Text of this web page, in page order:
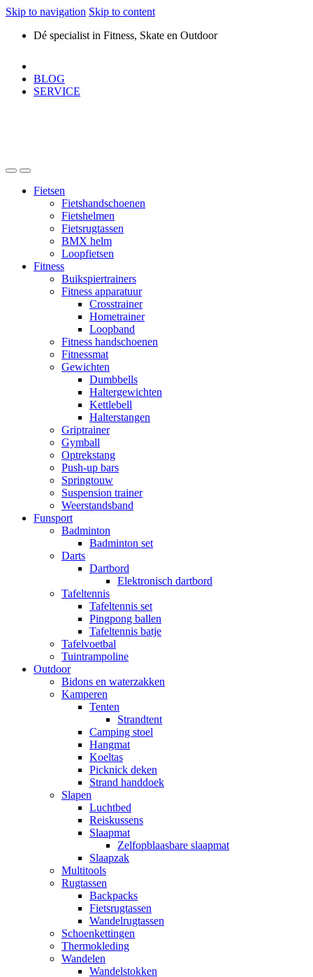
Skip to navigation Skip to content
Dé specialist in Fitness, Skate en Outdoor
BLOG
SERVICE
Fietsen
Fietshandschoenen
Fietshelmen
Fietsrugtassen
BMX helm
Loopfietsen
Fitness
Buikspiertrainers
Fitness apparatuur
Crosstrainer
Hometrainer
Loopband
Fitness handschoenen
Fitnessmat
Gewichten
Dumbbells
Haltergewichten
Kettlebell
Halterstangen
Griptrainer
Gymball
Optrekstang
Push-up bars
Springtouw
Suspension trainer
Weerstandsband
Funsport
Badminton
Badminton set
Darts
Dartbord
Elektronisch dartbord
Tafeltennis
Tafeltennis set
Pingpong ballen
Tafeltennis batje
Tafelvoetbal
Tuintrampoline
Outdoor
Bidons en waterzakken
Kamperen
Tenten
Strandtent
Camping stoel
Hangmat
Koeltas
Picknick deken
Strand handdoek
Slapen
Luchtbed
Reiskussens
Slaapmat
Zelfopblaasbare slaapmat
Slaapzak
Multitools
Rugtassen
Backpacks
Fietsrugtassen
Wandelrugtassen
Schoenkettingen
Thermokleding
Wandelen
Wandelstokken